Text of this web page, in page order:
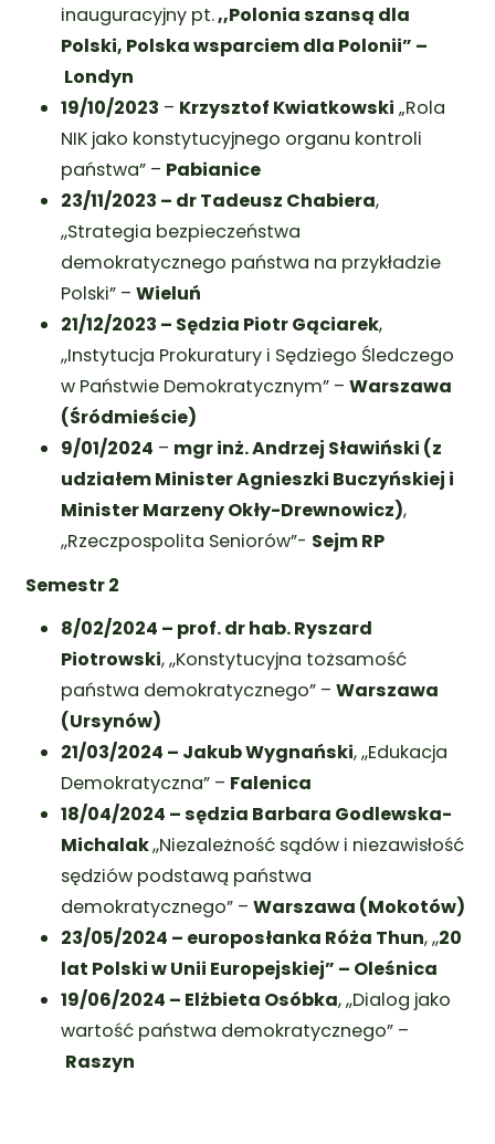
inauguracyjny pt.,,Polonia szansą dla
Polski, Polska wsparciem dla Polonii” –
Londyn
19/10/2023 – Krzysztof Kwiatkowski „Rola
NIK jako konstytucyjnego organu kontroli
państwa” – Pabianice
23/11/2023 – dr Tadeusz Chabiera,
,,Strategia bezpieczeństwa
demokratycznego państwa na przykładzie
Polski” –Wieluń
21/12/2023 – Sędzia Piotr Gąciarek,
,,Instytucja Prokuratury i Sędziego Śledczego
w Państwie Demokratycznym” –Warszawa
(Śródmieście)
9/01/2024 – mgr inż. Andrzej Sławiński (z
udziałem Minister Agnieszki Buczyńskiej i
Minister Marzeny Okły-Drewnowicz),
,,Rzeczpospolita Seniorów”- Sejm RP
Semestr 2
8/02/2024 – prof. dr hab. Ryszard
Piotrowski, ,,Konstytucyjna tożsamość
państwa demokratycznego” –Warszawa
(Ursynów)
21/03/2024 – Jakub Wygnański, ,,Edukacja
Demokratyczna” – Falenica
18/04/2024 – sędzia Barbara Godlewska-
Michalak,,Niezależność sądów i niezawisłość
sędziów podstawą państwa
demokratycznego” –Warszawa (Mokotów)
23/05/2024 – europosłanka Róża Thun, ,,20
lat Polski w Unii Europejskiej” – Oleśnica
19/06/2024 – Elżbieta Osóbka, ,,Dialog jako
wartość państwa demokratycznego” –
Raszyn